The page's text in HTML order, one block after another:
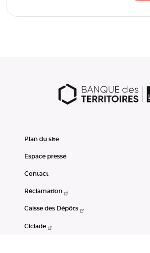
Plan du site
Espace presse
Contact
Réclamation
Caisse des Dépôts
Ciclade